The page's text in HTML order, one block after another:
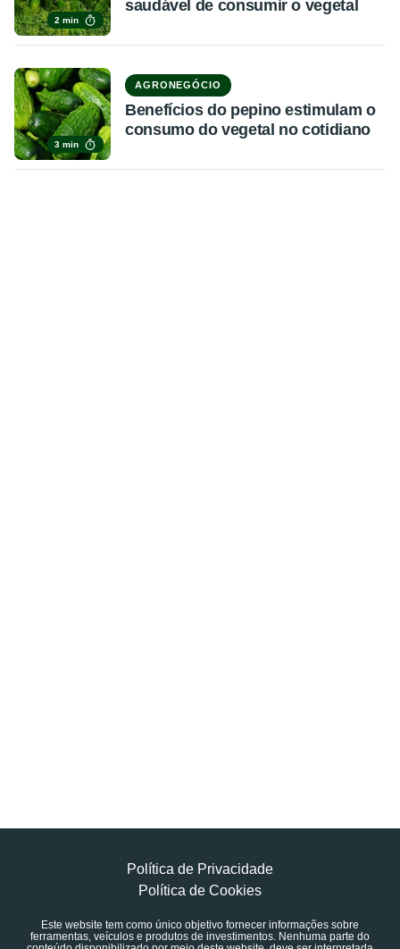
2 min
saudável de consumir o vegetal
3 min
AGRONEGÓCIO
Benefícios do pepino estimulam o
consumo do vegetal no cotidiano
Política de Privacidade
Política de Cookies
Este website tem como único objetivo fornecer informações sobre
ferramentas, veículos e produtos de investimentos. Nenhuma parte do